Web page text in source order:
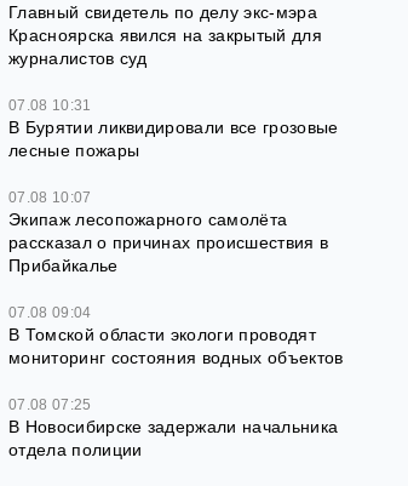
Главный свидетель по делу экс-мэра
Красноярска явился на закрытый для
журналистов суд
07.08 10:31
В Бурятии ликвидировали все грозовые
лесные пожары
07.08 10:07
Экипаж лесопожарного самолёта
рассказал о причинах происшествия в
Прибайкалье
07.08 09:04
В Томской области экологи проводят
мониторинг состояния водных объектов
07.08 07:25
В Новосибирске задержали начальника
отдела полиции